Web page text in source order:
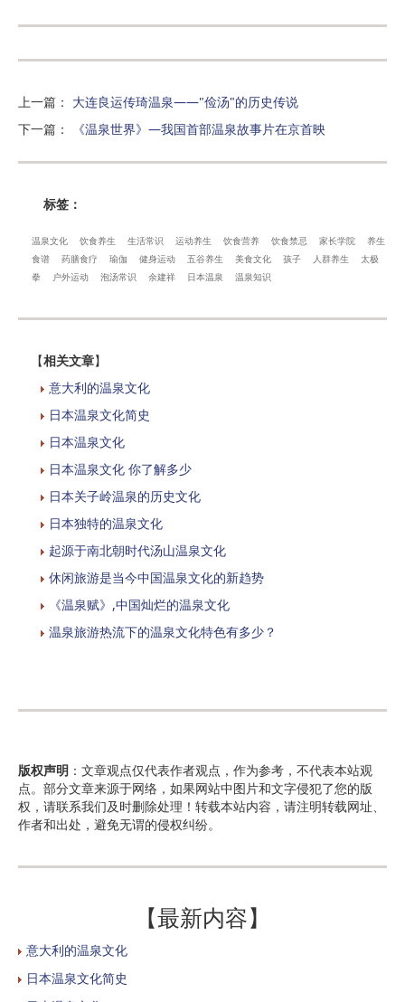
上一篇 ： 大连良运传琦温泉——"俭汤"的历史传说
下一篇 ： 《温泉世界》—我国首部温泉故事片在京首映
标签：
温泉文化 饮食养生 生活常识 运动养生 饮食营养 饮食禁忌 家长学院
养生
食谱
药膳食疗 瑜伽 健身运动 五谷养生 美食文化 孩子 人群养生
太极
拳
户外运动 泡汤常识 余建祥 日本温泉 温泉知识
【相关文章】
意大利的温泉文化
日本温泉文化简史
日本温泉文化​
日本温泉文化 你了解多少
日本关子岭温泉的历史文化
日本独特的温泉文化
起源于南北朝时代汤山温泉文化
休闲旅游是当今中国温泉文化的新趋势
《温泉赋》,中国灿烂的温泉文化
温泉旅游热流下的温泉文化特色有多少？
版权声明 ：文章观点仅代表作者观点，作为参考，不代表本站观
点。部分文章来源于网络，如果网站中图片和文字侵犯了您的版
权，请联系我们及时删除处理！转载本站内容，请注明转载网址、
作者和出处，避免无谓的侵权纠纷。
【最新内容】
意大利的温泉文化
日本温泉文化简史